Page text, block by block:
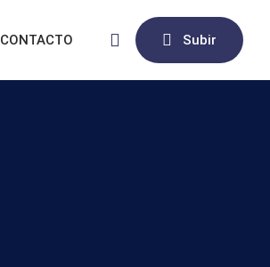
Subir
CONTACTO